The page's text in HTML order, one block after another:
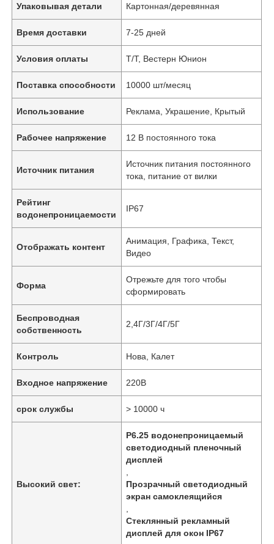
Упаковывая детали Картонная/деревянная
Время доставки 7-25 дней
Условия оплаты Т/Т, Вестерн Юнион
Поставка способности 10000 шт/месяц
Использование Реклама, Украшение, Крытый
Рабочее напряжение 12 В постоянного тока
Источник питания
Источник питания постоянного
тока, питание от вилки
Рейтинг
водонепроницаемости
IP67
Отображать контент
Анимация, Графика, Текст,
Видео
Форма
Отрежьте для того чтобы
сформировать
Беспроводная
собственность
2,4Г/3Г/4Г/5Г
Контроль Нова, Калет
Входное напряжение 220В
срок службы > 10000 ч
Высокий свет:
P6.25 водонепроницаемый
светодиодный пленочный
дисплей
Прозрачный светодиодный
экран самоклеящийся
Стеклянный рекламный
дисплей для окон IP67